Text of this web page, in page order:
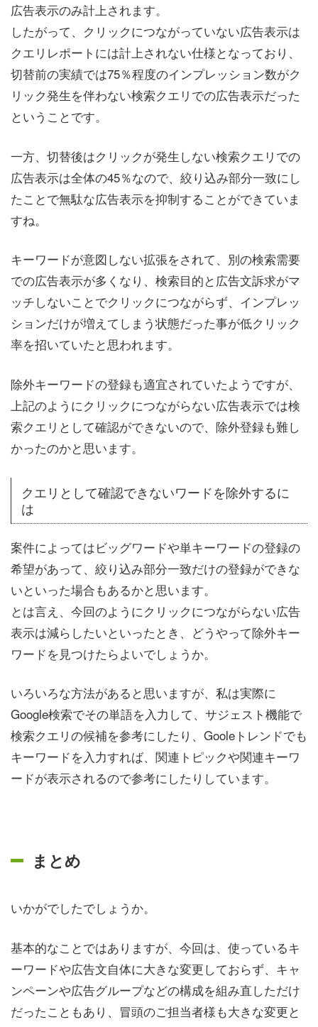
広告表示のみ計上されます。
したがって、クリックにつながっていない広告表示は
クエリレポートには計上されない仕様となっており、
切替前の実績では75％程度のインプレッション数がク
リック発生を伴わない検索クエリでの広告表示だった
ということです。
一方、切替後はクリックが発生しない検索クエリでの
広告表示は全体の45％なので、絞り込み部分一致にし
たことで無駄な広告表示を抑制することができていま
すね。
キーワードが意図しない拡張をされて、別の検索需要
での広告表示が多くなり、検索目的と広告文訴求がマ
ッチしないことでクリックにつながらず、インプレッ
ションだけが増えてしまう状態だった事が低クリック
率を招いていたと思われます。
除外キーワードの登録も適宜されていたようですが、
上記のようにクリックにつながらない広告表示では検
索クエリとして確認ができないので、除外登録も難し
かったのかと思います。
クエリとして確認できないワードを除外するに
は
案件によってはビッグワードや単キーワードの登録の
希望があって、絞り込み部分一致だけの登録ができな
いといった場合もあるかと思います。
とは言え、今回のようにクリックにつながらない広告
表示は減らしたいといったとき、どうやって除外キー
ワードを見つけたらよいでしょうか。
いろいろな方法があると思いますが、私は実際に
Google検索でその単語を入力して、サジェスト機能で
検索クエリの候補を参考にしたり、Gooleトレンドでも
キーワードを入力すれば、関連トピックや関連キーワ
ードが表示されるので参考にしたりしています。
まとめ
いかがでしたでしょうか。
基本的なことではありますが、今回は、使っているキ
ーワードや広告文自体に大きな変更しておらず、キャ
ンペーンや広告グループなどの構成を組み直しただけ
だったこともあり、冒頭のご担当者様も大きな変更と